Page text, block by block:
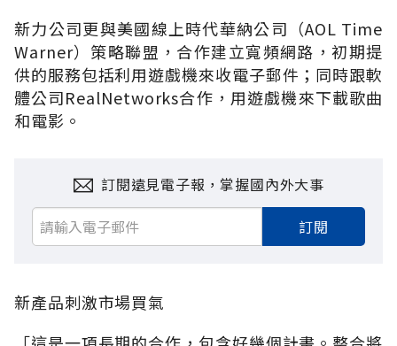
新力公司更與美國線上時代華納公司（AOL Time
Warner）策略聯盟，合作建立寬頻網路，初期提
供的服務包括利用遊戲機來收電子郵件；同時跟軟
體公司RealNetworks合作，用遊戲機來下載歌曲
和電影。
訂閱遠見電子報，掌握國內外大事
訂閱
新產品刺激市場買氣